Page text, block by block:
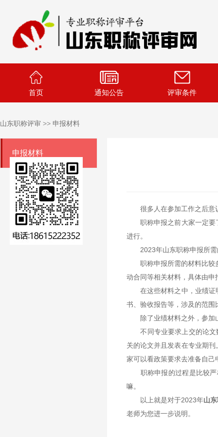
首页 通知公告 评审条件
山东职称评审 >> 申报材料
申报材料
很多人在参加工作之后意
职称申报之前大家一定要了
进行。
2023年山东职称申报所需
职称申报所需的材料比较多
动合同等相关材料，具体由
在这些材料之中，业绩证明
书、验收报告等，涉及的范围
除了业绩材料之外，参加山
不同专业要求上交的论文
关的论文并且发表在专业期
家可以看政策要求去准备自己
职称申报的过程是比较严
嘛。
以上就是对于2023年山
老师为您进一步说明。